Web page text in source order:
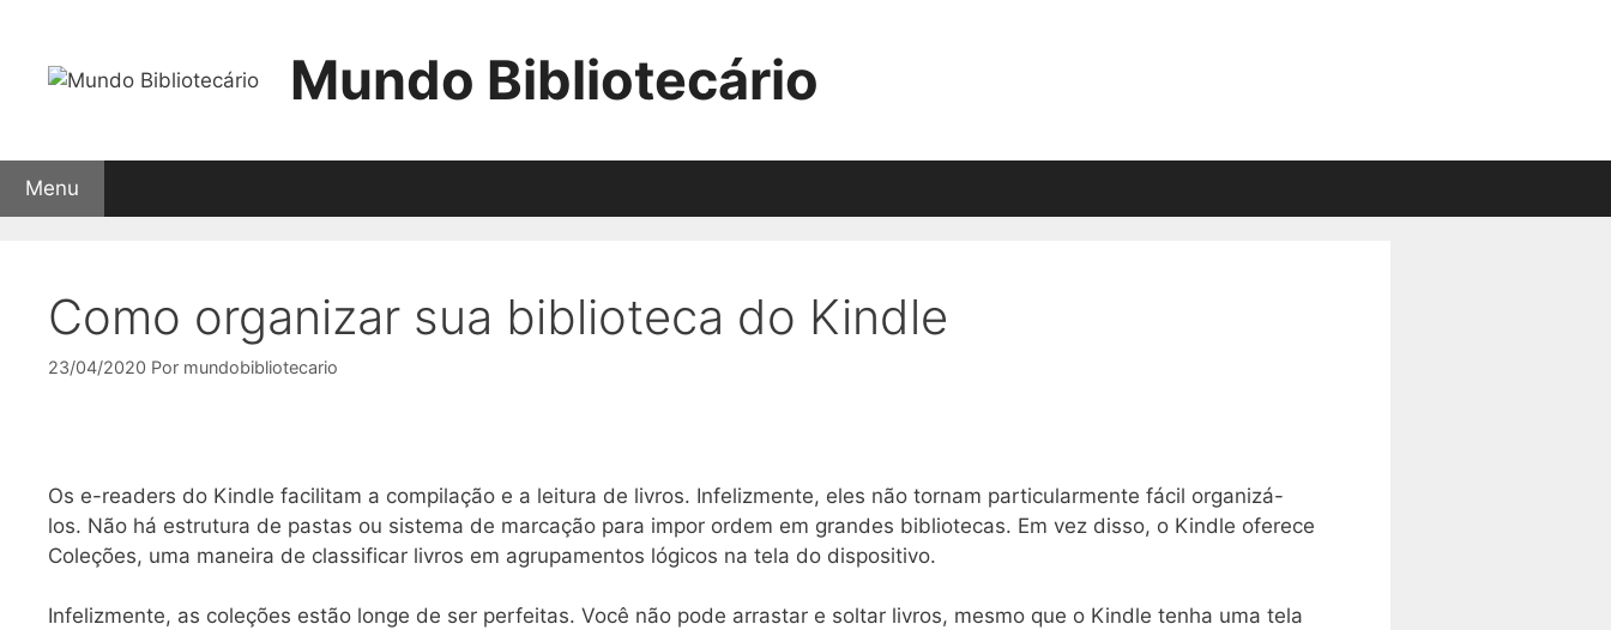
Mundo Bibliotecário
Menu
Como organizar sua biblioteca do Kindle
23/04/2020 Por mundobibliotecario
Os e-readers do Kindle facilitam a compilação e a leitura de livros. Infelizmente, eles não tornam particularmente fácil organizá-
los. Não há estrutura de pastas ou sistema de marcação para impor ordem em grandes bibliotecas. Em vez disso, o Kindle oferece
Coleções, uma maneira de classificar livros em agrupamentos lógicos na tela do dispositivo.
Infelizmente, as coleções estão longe de ser perfeitas. Você não pode arrastar e soltar livros, mesmo que o Kindle tenha uma tela